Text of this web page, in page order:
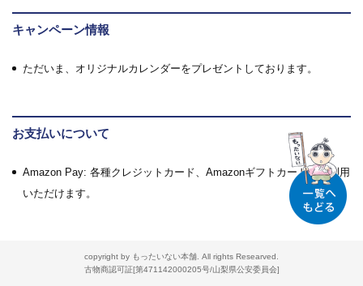
キャンペーン情報
ただいま、オリジナルカレンダーをプレゼントしております。
お支払いについて
Amazon Pay: 各種クレジットカード、Amazonギフトカードがご利用
いただけます。
copyright by もったいない本舗. All rights Researved.
古物商認可証[第471142000205号/山梨県公安委員会]